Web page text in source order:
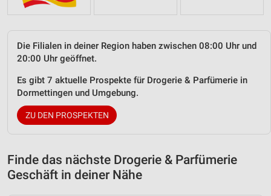
Die Filialen in deiner Region haben zwischen 08:00 Uhr und
20:00 Uhr geöffnet.
Es gibt 7 aktuelle Prospekte für Drogerie & Parfümerie in
Dormettingen und Umgebung.
ZU DEN PROSPEKTEN
Finde das nächste Drogerie & Parfümerie
Geschäft in deiner Nähe